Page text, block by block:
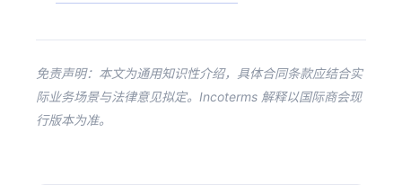
免责声明：本文为通用知识性介绍，具体合同条款应结合实
际业务场景与法律意见拟定。Incoterms 解释以国际商会现
行版本为准。